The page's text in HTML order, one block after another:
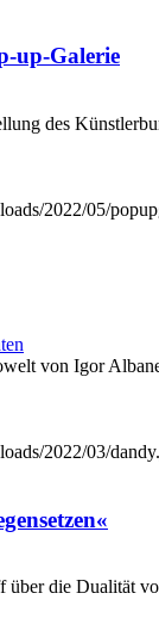
up-Galerie
des
2022/05/
von Igor
2022/03/
über die Dualität